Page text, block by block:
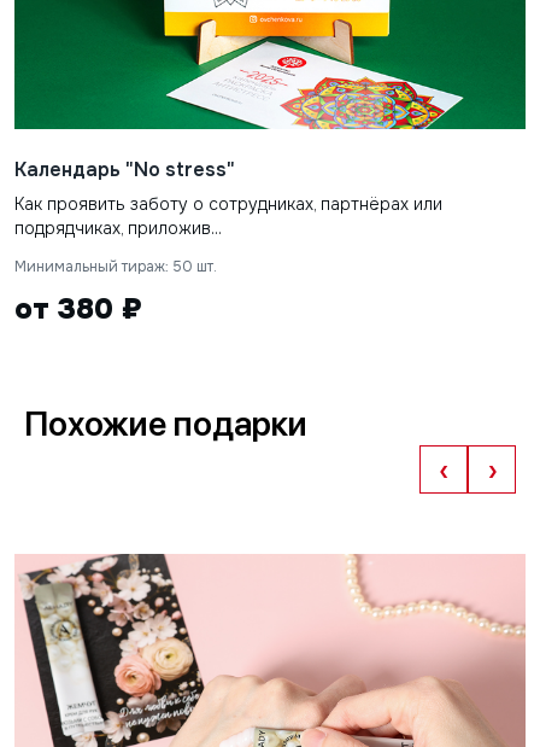
Календарь "No stress"
Как проявить заботу о сотрудниках, партнёрах или
подрядчиках, приложив...
Минимальный тираж: 50 шт.
от 380 ₽
Похожие подарки
‹ ›